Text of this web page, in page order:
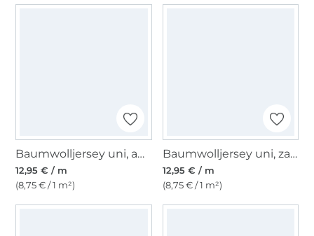
Baumwolljersey uni, anthrazit
12,95 € / m
(8,75 € / 1 m²)
Baumwolljersey uni, zartmint
12,95 € / m
(8,75 € / 1 m²)